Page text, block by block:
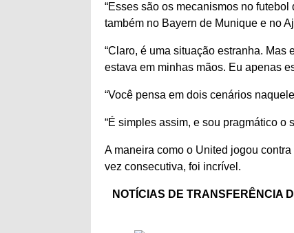
“Esses são os mecanismos no
também no Bayern de Munique e no
“Claro, é uma situação estranha.
estava em minhas mãos. Eu apenas
“Você pensa em dois cenários
“É simples assim, e sou pragmático o
A maneira como o United jogou
vez consecutiva, foi incrível.
NOTÍCIAS DE TRANSFERÊNCIA